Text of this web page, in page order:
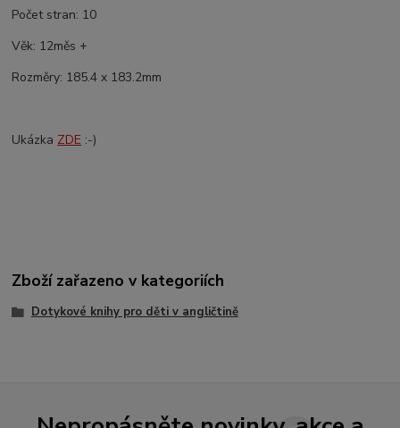
Počet stran: 10
Věk: 12měs +
Rozměry: 185.4 x 183.2mm
Ukázka ZDE :-)
Zboží zařazeno v kategoriích
Dotykové knihy pro děti v angličtině